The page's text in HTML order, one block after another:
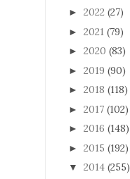
► 2022 (27)
► 2021 (79)
► 2020 (83)
► 2019 (90)
► 2018 (118)
► 2017 (102)
► 2016 (148)
► 2015 (192)
▼ 2014 (255)